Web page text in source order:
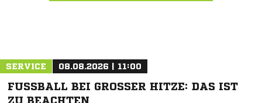
SERVICE 08.08.2026 | 11:00
FUSSBALL BEI GROSSER HITZE: DAS IST ZU
BEACHTEN